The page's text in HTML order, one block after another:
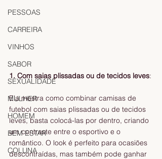
PESSOAS
CARREIRA
VINHOS
SABOR
SEXUALIDADE
MULHER
HOMEM
BEM ESTAR
COLUNA
1. Com saias plissadas ou de tecidos leves:
Ela mostra como combinar camisas de
futebol com saias plissadas ou de tecidos
leves, basta colocá-las por dentro, criando
um contraste entre o esportivo e o
romântico. O look é perfeito para ocasiões
descontraídas, mas também pode ganhar